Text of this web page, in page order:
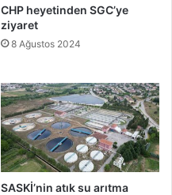
CHP heyetinden SGC’ye
ziyaret
8 Ağustos 2024
SASKİ’nin atık su arıtma